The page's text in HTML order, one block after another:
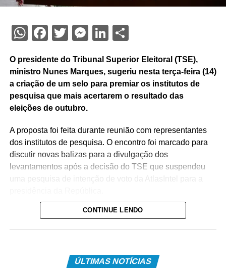
WhatsApp
Facebook
TwitterMessenger
LinkedIn
O presidente do Tribunal Superior Eleitoral (TSE),
ministro Nunes Marques, sugeriu nesta terça-feira (14)
a criação de um selo para premiar os institutos de
pesquisa que mais acertarem o resultado das
eleições de outubro.
A proposta foi feita durante reunião com representantes
dos institutos de pesquisa. O encontro foi marcado para
discutir novas balizas para a divulgação dos
levantamentos após a decisão do TSE que suspendeu
uma pesquisa de intenção de voto da AtlasIntel para a
No entendimento de Nunes Marques, o Selo Acurácia
CONTINUE LENDO
ÚLTIMAS NOTÍCIAS